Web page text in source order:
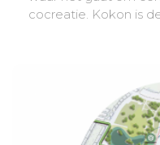
cocreatie. Kokon is